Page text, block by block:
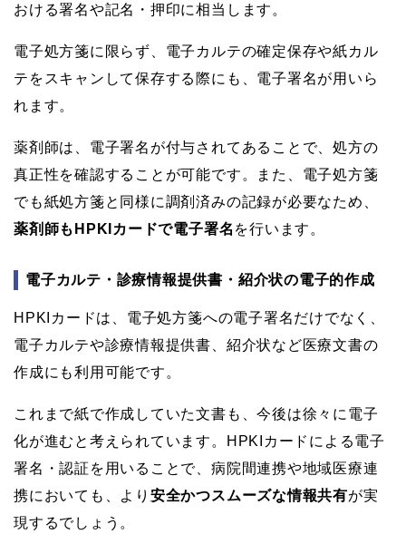
おける署名や記名・押印に相当します。
電子処方箋に限らず、電子カルテの確定保存や紙カル
テをスキャンして保存する際にも、電子署名が用いら
れます。
薬剤師は、電子署名が付与されてあることで、処方の
真正性を確認することが可能です。また、電子処方箋
でも紙処方箋と同様に調剤済みの記録が必要なため、
薬剤師もHPKIカードで電子署名 を行います。
電子カルテ・診療情報提供書・紹介状の電子的作成
HPKIカードは、電子処方箋への電子署名だけでなく、
電子カルテや診療情報提供書、紹介状など医療文書の
作成にも利用可能です。
これまで紙で作成していた文書も、今後は徐々に電子
化が進むと考えられています。HPKIカードによる電子
署名・認証を用いることで、病院間連携や地域医療連
携においても、より 安全かつスムーズな情報共有が実
現するでしょう。